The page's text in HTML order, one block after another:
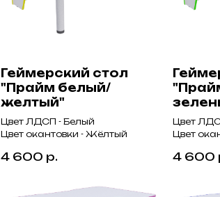
Геймерский стол
"Прайм белый/
желтый"
Цвет ЛДСП - Белый
Цвет окантовки - Жёлтый
4 600 р.
Цвет
Цвет
4 600